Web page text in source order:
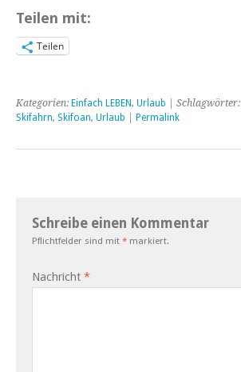
Teilen mit:
Teilen
Kategorien: Einfach LEBEN, Urlaub | Schlagwörter:
Skifahrn, Skifoan, Urlaub Permalink
Schreibe einen Kommentar
Pflichtfelder sind mit * markiert.
Nachricht *